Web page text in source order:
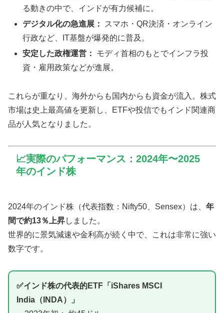
る動きの中で、インドが有力候補に。
デジタル化の急進展：
スマホ・QR決済・オンライン
行政など、IT基盤が爆発的に普及。
安定した政権運営：
モディ首相のもとでインフラ投
資・雇用政策などが進展。
これらが重なり、海外からも国内からも資金が流入。株式
市場は史上最高値を更新し、ETFや投信でもインド関連商
品が人気となりました。
📈実際のパフォーマンス：2024年〜2025
年のインド株
2024年のインド株（代表指数：Nifty50、Sensex）は、 年
間で約13％上昇しました。
世界的に景気減速や金利高が続く中で、これは非常に強い
数字です。
✅インド株の代表的ETF「iShares MSCI
India（INDA）」